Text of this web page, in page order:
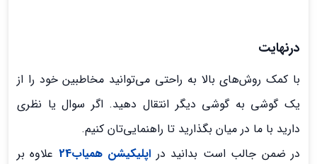
درنهایت
با کمک روش‌های بالا به راحتی می‌توانید مخاطبین خود را از
یک گوشی به گوشی دیگر انتقال دهید. اگر سوال یا نظری
دارید با ما در میان بگذارید تا راهنمایی‌تان کنیم.
در ضمن جالب است بدانید در اپلیکیشن همیاب24
علاوه بر